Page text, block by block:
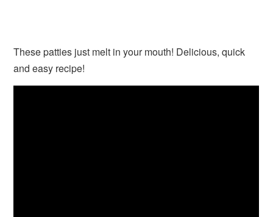
These patties just melt in your mouth! Delicious, quick
and easy recipe!